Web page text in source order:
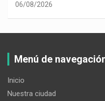
06/08/2026
Menú de
Inicio
Nuestra ciudad